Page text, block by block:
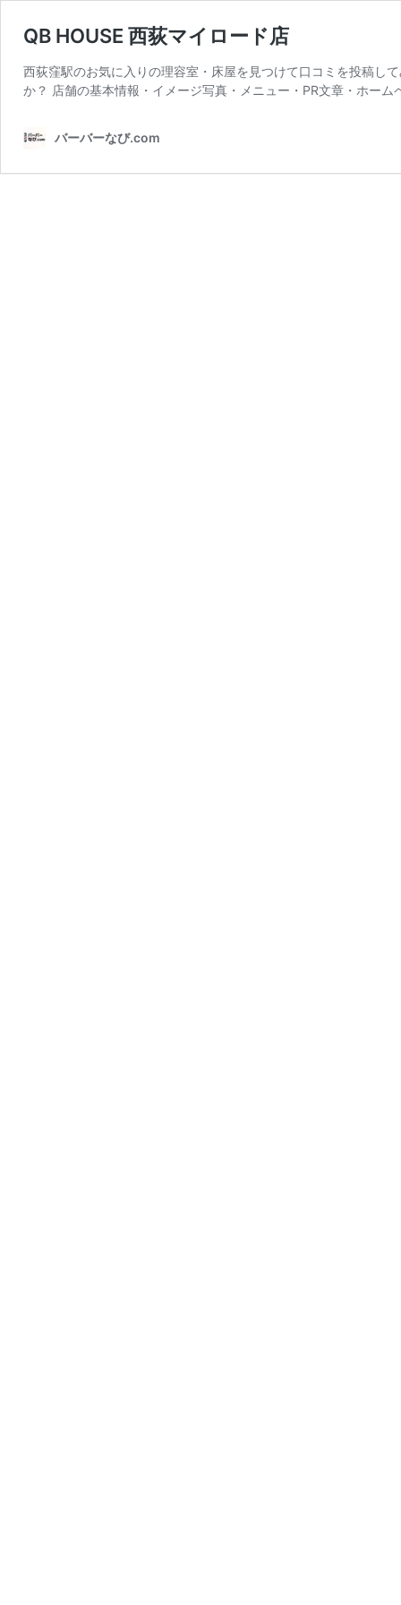
QB HOUSE 西荻マイロード店
西荻窪駅のお気に入りの理容室・床屋を見つけて口コミを投稿し
か？ 店舗の基本情報・イメージ写真・メニュー・PR文章・ホー
バーバーなび.com